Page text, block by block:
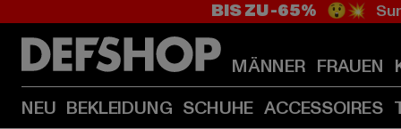
BIS ZU -65% 😲💥
MÄNNER FRAUEN
NEU BEKLEIDUNG SCHUHE ACCESSOIRES